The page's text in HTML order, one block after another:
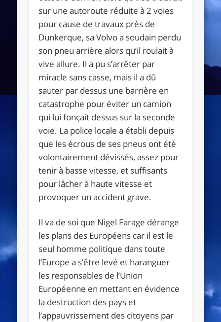
sur une autoroute réduite à 2 voies
pour cause de travaux près de
Dunkerque, sa Volvo a soudain perdu
son pneu arrière alors qu’il roulait à
vive allure. Il a pu s’arrêter par
miracle sans casse, mais il a dû
sauter par dessus une barrière en
catastrophe pour éviter un camion
qui lui fonçait dessus sur la seconde
voie. La police locale a établi depuis
que les écrous de ses pneus ont été
volontairement dévissés, assez pour
tenir à basse vitesse, et suffisants
pour lâcher à haute vitesse et
provoquer un accident grave.
Il va de soi que Nigel Farage dérange
les plans des Européens car il est le
seul homme politique dans toute
l’Europe a s’être levé et haranguer
les responsables de l’Union
Européenne en mettant en évidence
la destruction des pays et
l’appauvrissement des citoyens par